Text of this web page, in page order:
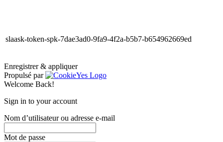
slaask-token-spk-7dae3ad0-9fa9-4f2a-b5b7-b654962669ed
Enregistrer & appliquer
Propulsé par
Welcome Back!
Sign in to your account
Nom d’utilisateur ou adresse e-mail
Mot de passe